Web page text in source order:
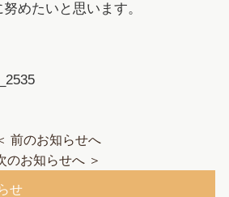
めたいと思います。
前のお知らせへ
のお知らせへ ＞
せ